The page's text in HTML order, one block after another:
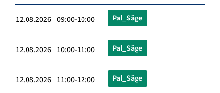
12.08.2026 09:00-10:00 Pal_Säge
12.08.2026 10:00-11:00 Pal_Säge
12.08.2026 11:00-12:00 Pal_Säge